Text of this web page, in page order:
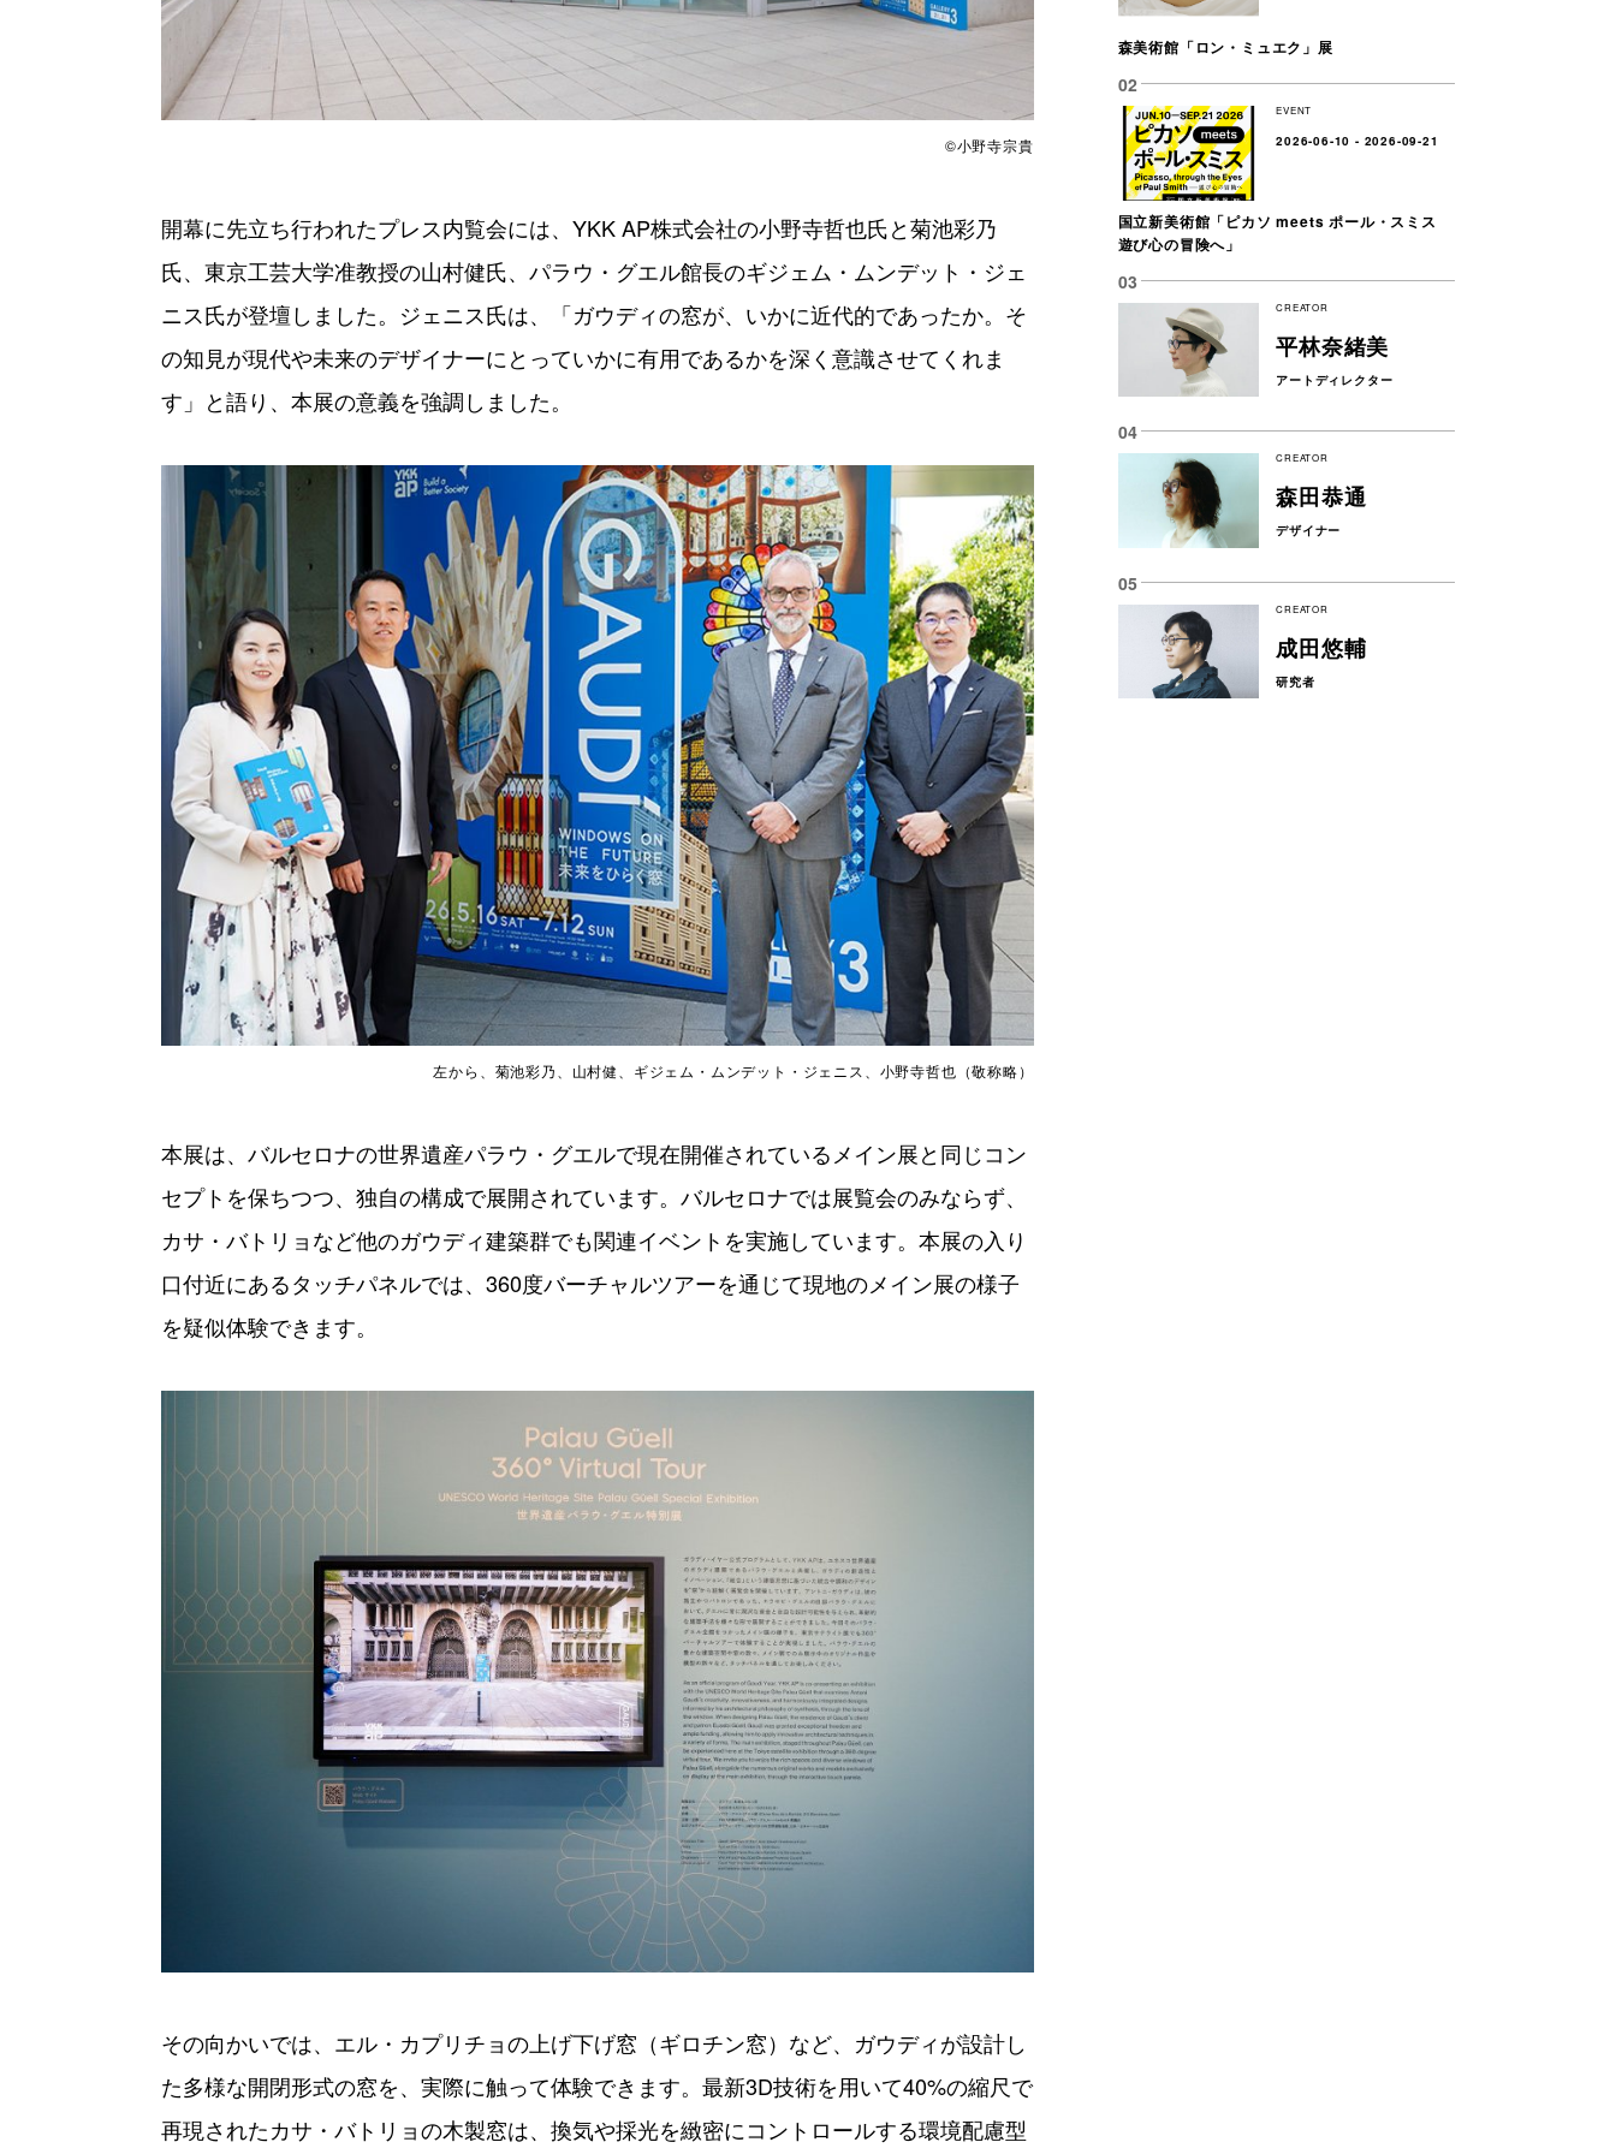
©小野寺宗貴
開幕に先立ち行われたプレス内覧会には、YKK AP株式会社の小野寺哲也氏と菊池彩乃
氏、東京工芸大学准教授の山村健氏、パラウ・グエル館長のギジェム・ムンデット・ジェ
ニス氏が登壇しました。ジェニス氏は、「ガウディの窓が、いかに近代的であったか。そ
の知見が現代や未来のデザイナーにとっていかに有用であるかを深く意識させてくれま
す」と語り、本展の意義を強調しました。
左から、菊池彩乃、山村健、ギジェム・ムンデット・ジェニス、小野寺哲也（敬称略）
本展は、バルセロナの世界遺産パラウ・グエルで現在開催されているメイン展と同じコン
セプトを保ちつつ、独自の構成で展開されています。バルセロナでは展覧会のみならず、
カサ・バトリョなど他のガウディ建築群でも関連イベントを実施しています。本展の入り
口付近にあるタッチパネルでは、360度バーチャルツアーを通じて現地のメイン展の様子
を疑似体験できます。
その向かいでは、エル・カプリチョの上げ下げ窓（ギロチン窓）など、ガウディが設計し
た多様な開閉形式の窓を、実際に触って体験できます。最新3D技術を用いて40%の縮尺で
再現されたカサ・バトリョの木製窓は、換気や採光を緻密にコントロールする環境配慮型
森美術館「ロン・ミュエク」展
EVENT
2026-06-10 - 2026-09-21
国立新美術館「ピカソ meets ポール・スミス
遊び心の冒険へ」
CREATOR
平林奈緒美
アートディレクター
CREATOR
森田恭通
デザイナー
CREATOR
成田悠輔
研究者